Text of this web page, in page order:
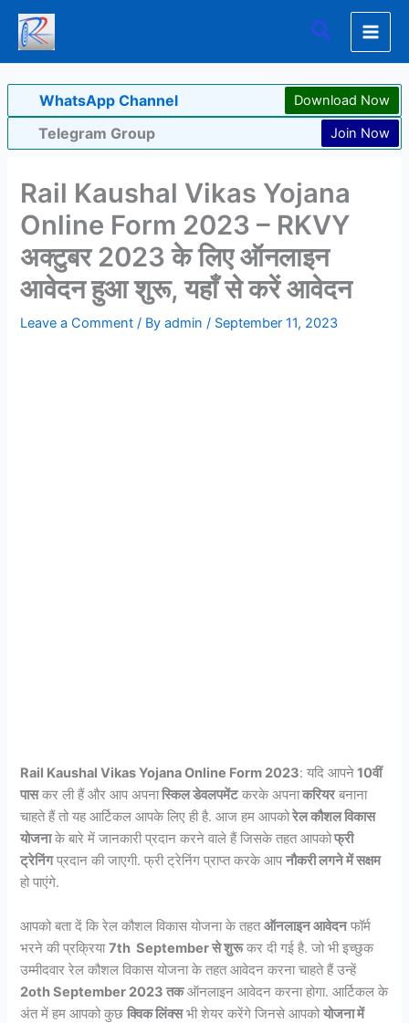
Skip
content
Search
WhatsApp Channel Download Now
Telegram Group Join Now
Rail Kaushal Vikas Yojana
Online Form 2023 – RKVY
अक्टुबर 2023 के लिए ऑनलाइन
आवेदन हुआ शुरू, यहाँ से करें आवेदन
Leave a Comment / Byadmin/ September 11, 2023
Rail Kaushal Vikas Yojana Online Form 2023: यदि आपने10वीं
पासकर ली हैं और आप अपनास्किल डेवलपमेंटकरके अपनाकरियरबनाना
चाहते हैं तो यह आर्टिकल आपके लिए ही है. आज हम आपकोरेल कौशल विकास
योजनाके बारे में जानकारी प्रदान करने वाले हैं जिसके तहत आपकोफ्री
ट्रेनिंगप्रदान की जाएगी. फ्री ट्रेनिंग प्राप्त करके आपनौकरी लगने में सक्षम
हो पाएंगे.
आपको बता दें कि रेल कौशल विकास योजना के तहतऑनलाइन आवेदनफॉर्म
भरने की प्रक्रिया7th Septemberसे शुरूकर दी गई है. जो भी इच्छुक
उम्मीदवार रेल कौशल विकास योजना के तहत आवेदन करना चाहते हैं उन्हें
2oth September 2023 तकऑनलाइन आवेदन करना होगा. आर्टिकल के
अंत में हम आपको कुछक्विक लिंक्सभी शेयर करेंगे जिनसे आपकोयोजना में